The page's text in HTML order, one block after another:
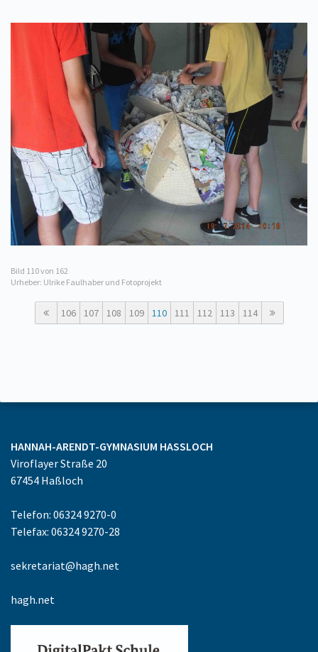
Bild 110von 162
Urheber: Ulrike Faulhaber und Fotoprojekt
106 107 108 109 110 111 112 113 114
HANNAH-ARENDT-GYMNASIUM HASSLOCH
Viroflayer Straße 20
67454 Haßloch
Telefon: 06324 9270-0
Telefax: 06324 9270-28
sekretariat@hagh.net
hagh.net